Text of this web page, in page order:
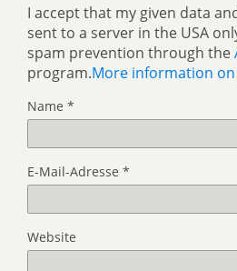
I accept that my given data
sent to a server in the USA
spam prevention through the
program.More information on
Name *
E-Mail-Adresse *
Website